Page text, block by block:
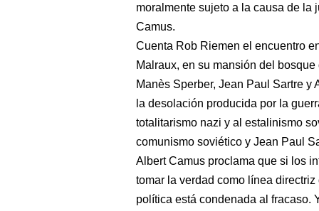
moralmente sujeto a la causa de la
Camus.
Cuenta Rob Riemen el encuentro
Malraux, en su mansión del
Manès Sperber, Jean Paul Sartre y
la desolación producida por la
totalitarismo nazi y al estalinismo
comunismo soviético y Jean Paul
Albert Camus proclama que si los
tomar la verdad como línea
política está condenada al fracaso.